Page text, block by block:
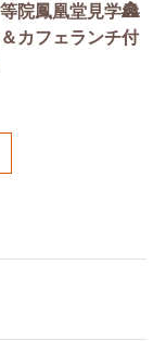
院鳳凰堂見学🏯
カフェランチ付